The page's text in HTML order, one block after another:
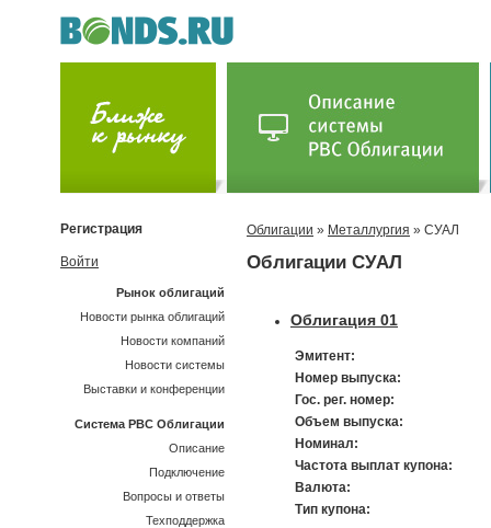
Облигации » Металлургия » СУАЛ
Облигации СУАЛ
Облигация 01
Эмитент:
Номер выпуска:
Гос. рег. номер:
Объем выпуска:
Номинал:
Частота выплат купона:
Валюта:
Тип купона:
Регистрация
Войти
Рынок облигаций
Новости рынка облигаций
Новости компаний
Новости системы
Выставки и конференции
Система РВС Облигации
Описание
Подключение
Вопросы и ответы
Техподдержка